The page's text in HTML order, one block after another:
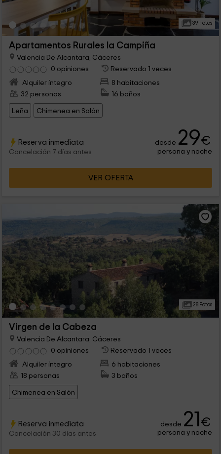
39 Fotos
Apartamentos Rurales la Campiña
Valencia De Alcantara, Cáceres
0 opiniones
Reservado 1 veces
Alquiler íntegro
8 habitaciones
32 personas
16 baños
Leña Chimenea en Salón
Reserva inmediata
Cancelación 7 días antes
desde 29€
persona y noche
VER OFERTA
28 Fotos
Virgen de la Cabeza
Valencia De Alcantara, Cáceres
0 opiniones
Reservado 1 veces
Alquiler íntegro
6 habitaciones
18 personas
3 baños
Chimenea en Salón
Reserva inmediata
Cancelación 30 días antes
desde 21€
persona y noche